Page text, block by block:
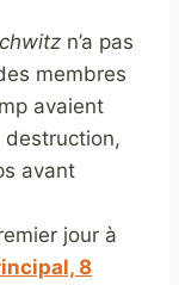
n’a pas
membres
avaient
destruction,
avant
jour à
8